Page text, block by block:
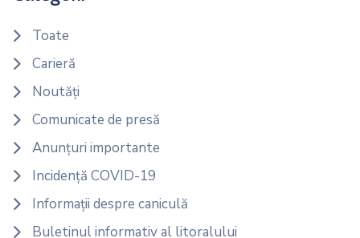
Toate
Carieră
Noutăți
Comunicate de presă
Anunțuri importante
Incidență COVID-19
Informații despre caniculă
Buletinul informativ al litoralului